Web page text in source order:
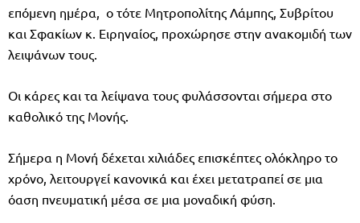
επόμενη ημέρα, ο τότε Μητροπολίτης Λάμπης, Συβρίτου
και Σφακίων κ. Ειρηναίος, προχώρησε στην ανακομιδή των
λειψάνων τους.
Οι κάρες και τα λείψανα τους φυλάσσονται σήμερα στο
καθολικό της Μονής.
Σήμερα η Μονή δέχεται χιλιάδες επισκέπτες ολόκληρο το
χρόνο, λειτουργεί κανονικά και έχει μετατραπεί σε μια
όαση πνευματική μέσα σε μια μοναδική φύση.